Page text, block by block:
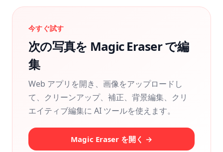
今すぐ試す
次の写真を Magic Eraser で編
集
Web アプリを開き、画像をアップロードし
て、クリーンアップ、補正、背景編集、クリ
エイティブ編集に AI ツールを使えます。
Magic Eraser を開く →